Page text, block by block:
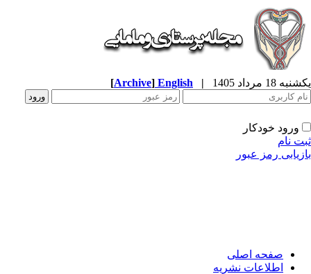
18 مرداد 1405 |
English
[Archive]
ورود خودکار
نام
رمز عبور
صفحه اصلی
اطلاعات نشریه